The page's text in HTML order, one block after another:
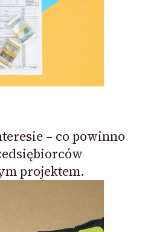
– co powinno
projektem.